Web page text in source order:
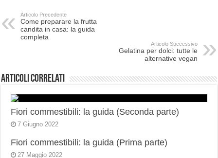
Articolo Precedente
Come preparare la frutta
candita in casa: la guida
completa
Articolo Successivo
Gelatina per dolci: tutte le
alternative vegan
Articoli correlati
Fiori commestibili: la guida (Seconda parte)
7 Giugno 2022
Fiori commestibili: la guida (Prima parte)
27 Maggio 2022